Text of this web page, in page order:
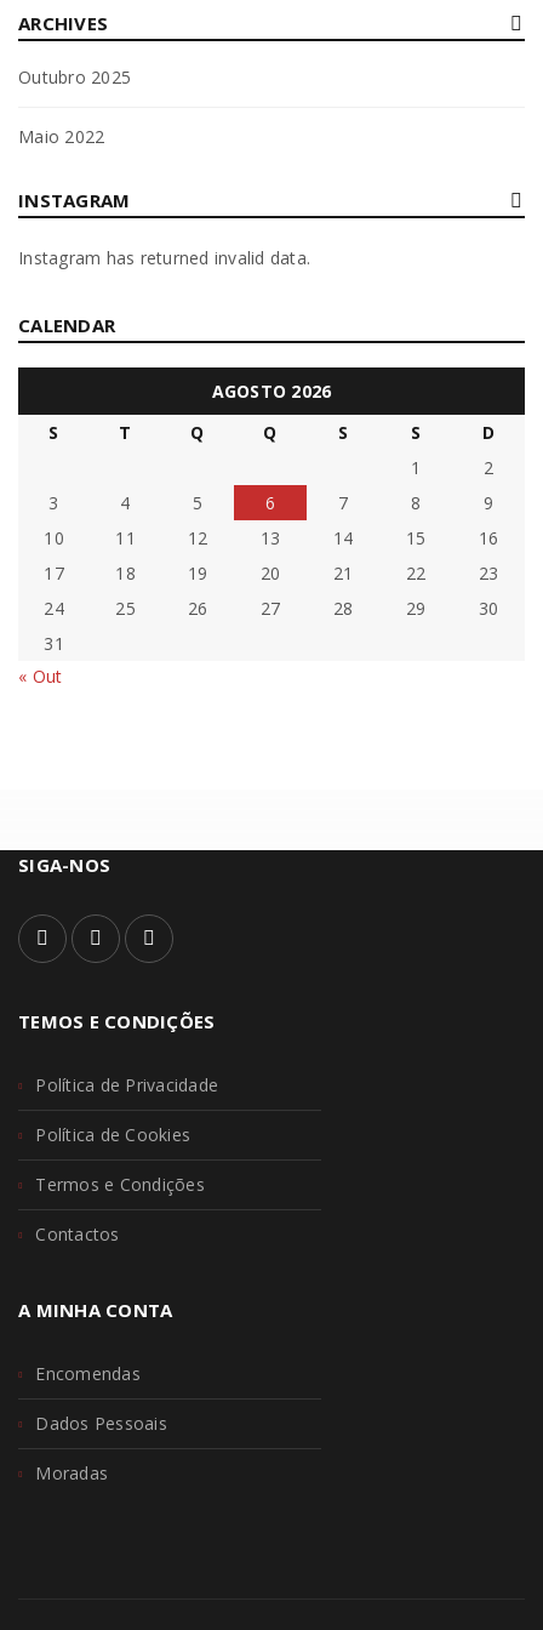
ARCHIVES
Outubro 2025
Maio 2022
INSTAGRAM
Instagram has returned invalid data.
CALENDAR
AGOSTO 2026
S
T Q Q S S
D
1
2
3
4 5 6 7 8
9
10
11 12 13 14 15
16
17
18 19 20 21 22
23
24
25 26 27 28 29
30
31
« Out
Read More
ByBruna Alves
SIGA-NOS
TEMOS E CONDIÇÕES
Política de Privacidade
Política de Cookies
Termos e Condições
Contactos
A MINHA CONTA
Encomendas
Dados Pessoais
Moradas